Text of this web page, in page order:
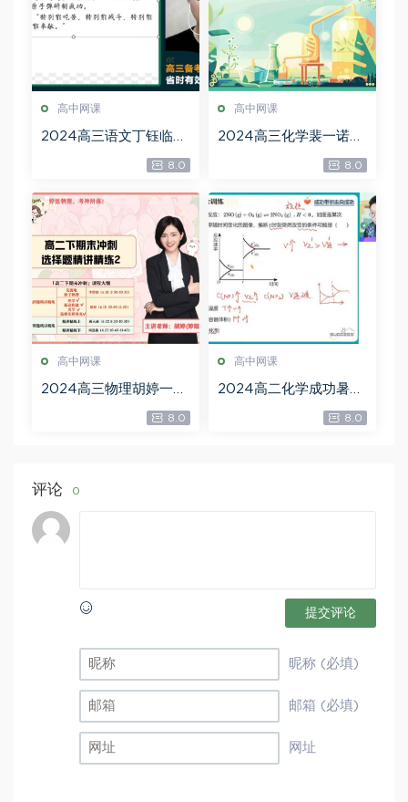
高中网课
2024高三语文丁钰临一
轮秋季班，百度网盘分
8.0
高中网课
2024高三化学裴一诺S
班，百度网盘分享
8.0
高中网课
2024高三物理胡婷一轮
暑假班，百度网盘分享
8.0
高中网课
2024高二化学成功暑假
班(A+)，百度网盘分享
8.0
评论 0
提交评论
昵称 (必填)
邮箱 (必填)
网址